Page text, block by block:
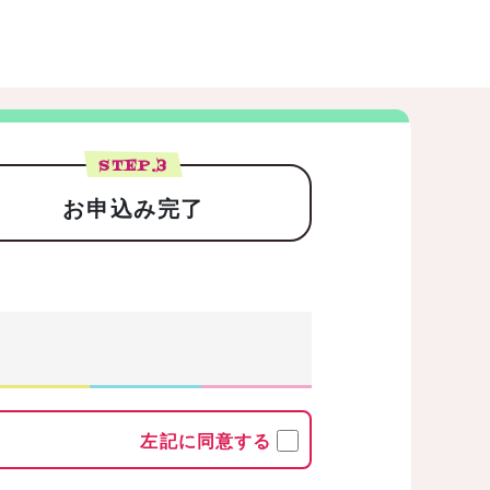
STEP.3
お申込み完了
左記に同意する